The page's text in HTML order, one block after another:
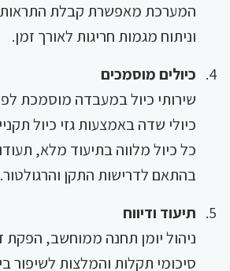
המערכת מאפשרת קבלת התראות
וניתוח מגמות חריגות לאורך זמן.
כיולים מוסמכים
כיולי שדה באמצעות גזי כיול
כל כיול מלווה בתיעוד מלא,
בהתאם לדרישות התקן והרגולטור.
תיעוד ודיווח
ניהול יומן תחנה ממוחשב, הפקת
סיכומי תקלות והמלצות לשיפור